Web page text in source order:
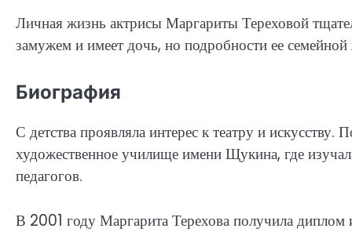
Личная жизнь актрисы Маргариты Тереховой
замужем и имеет дочь, но подробности ее
Биография
С детства проявляла интерес к театру и
художественное училище имени Щукина, где
педагогов.
В 2001 году Маргарита Терехова получила диплом